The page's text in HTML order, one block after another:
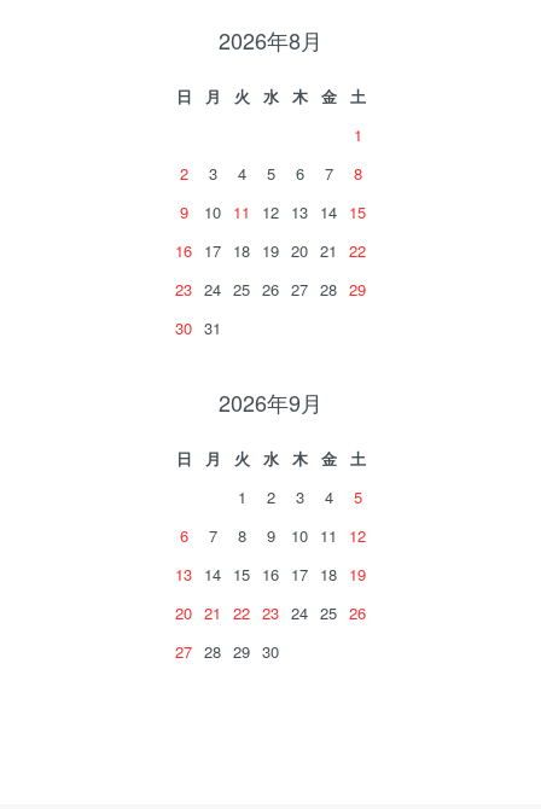
2026年8月
日 月 火 水 木 金
土
1
2
3 4 5 6 7
8
9
10 11 12 13 14 15
16 17 18 19 20 21
22
23 24 25 26 27 28 29
30 31
2026年9月
日 月 火 水 木 金
土
1
2 3 4
5
6
7 8 9 10 11
12
13 14 15 16 17 18 19
20 21 22 23 24 25 26
27 28 29 30